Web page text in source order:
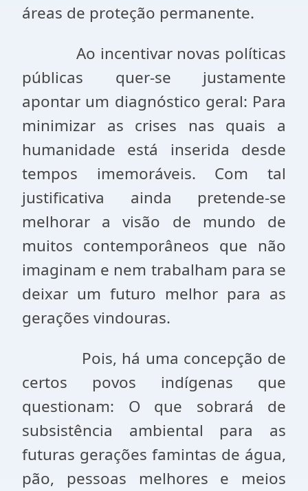
áreas de proteção permanente.
Ao incentivar novas políticas
públicas quer-se justamente
apontar um diagnóstico geral: Para
minimizar as crises nas quais a
humanidade está inserida desde
tempos imemoráveis. Com tal
justificativa ainda pretende-se
melhorar a visão de mundo de
muitos contemporâneos que não
imaginam e nem trabalham para se
deixar um futuro melhor para as
gerações vindouras.
Pois, há uma concepção de
certos povos indígenas que
questionam: O que sobrará de
subsistência ambiental para as
futuras gerações famintas de água,
pão, pessoas melhores e meios